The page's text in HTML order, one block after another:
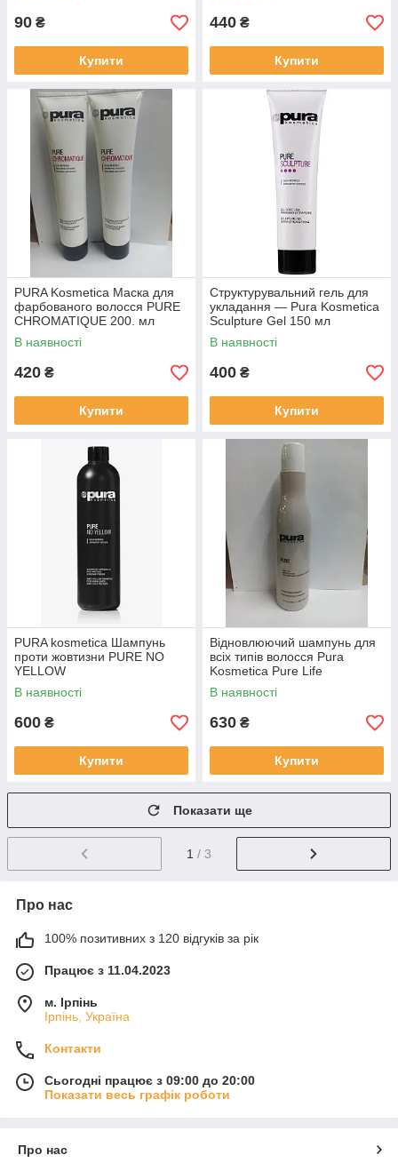
90 ₴
Купити
440 ₴
Купити
PURA Kosmetica Маска для
фарбованого волосся PURE
CHROMATIQUE 200. мл
В наявності
420 ₴
Купити
Структурувальний гель для
укладання — Pura Kosmetica
Sculpture Gel 150 мл
В наявності
400 ₴
Купити
PURA kosmetica Шампунь
проти жовтизни PURE NO
YELLOW
В наявності
600 ₴
Купити
Відновлюючий шампунь для
всіх типів волосся Pura
Kosmetica Pure Life
Regenerating Shampoo 250
ml
В наявності
630 ₴
Купити
Показати ще
1 / 3
Про нас
100% позитивних з 120 відгуків за рік
Працює з 11.04.2023
м. Ірпінь
Ірпінь, Україна
Контакти
Сьогодні працює з 09:00 до 20:00
Показати весь графік роботи
Про нас